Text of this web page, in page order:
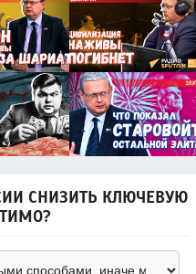
СНИЗИТЬ КЛЮЧЕВУЮ